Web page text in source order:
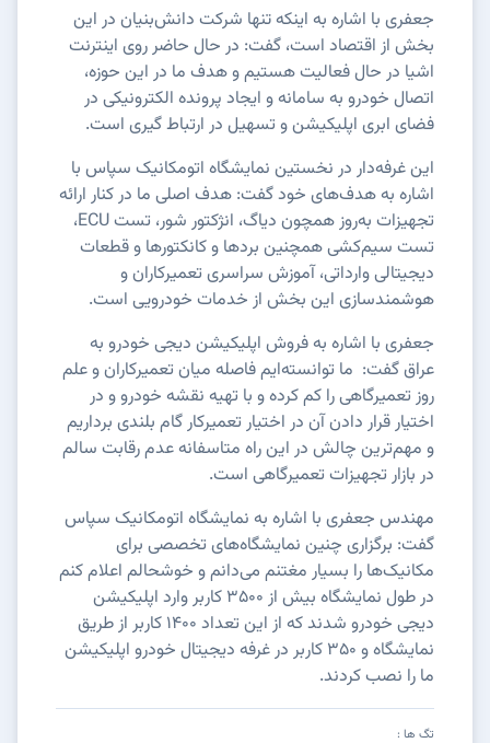
جعفری با اشاره به اینکه تنها شرکت دانش‌بنیان در این
بخش از اقتصاد است، گفت: در حال حاضر روی اینترنت
اشیا در حال فعالیت هستیم و هدف ما در این حوزه،
اتصال خودرو به سامانه و ایجاد پرونده الکترونیکی در
فضای ابری اپلیکیشن و تسهیل در ارتباط گیری است.
این غرفه‌دار در نخستین نمایشگاه اتومکانیک سپاس با
اشاره به هدف‌های خود گفت: هدف اصلی ما در کنار ارائه
تجهیزات به‌روز همچون دیاگ، انژکتور شور، تست ECU،
تست سیم‌کشی همچنین بردها و کانکتورها و قطعات
دیجیتالی وارداتی، آموزش سراسری تعمیرکاران و
هوشمندسازی این بخش از خدمات خودرویی است.
جعفری با اشاره به فروش اپلیکیشن دیجی خودرو به
عراق گفت: ما توانسته‌ایم فاصله میان تعمیرکاران و علم
روز تعمیرگاهی را کم کرده و با تهیه نقشه خودرو و در
اختیار قرار دادن آن در اختیار تعمیرکار گام بلندی برداریم
و مهم‌ترین چالش در این راه متاسفانه عدم رقابت سالم
در بازار تجهیزات تعمیرگاهی است.
مهندس جعفری با اشاره به نمایشگاه اتومکانیک سپاس
گفت: برگزاری چنین نمایشگاه‌های تخصصی برای
مکانیک‌ها را بسیار مغتنم می‌دانم و خوشحالم اعلام کنم
در طول نمایشگاه بیش از ۳۵۰۰ کاربر وارد اپلیکیشن
دیجی خودرو شدند که از این تعداد ۱۴۰۰ کاربر از طریق
نمایشگاه و ۳۵۰ کاربر در غرفه دیجیتال خودرو اپلیکیشن
ما را نصب کردند.
تگ ها :